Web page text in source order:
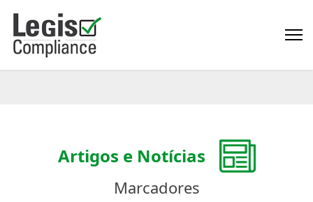
Artigos e Notícias
Marcadores